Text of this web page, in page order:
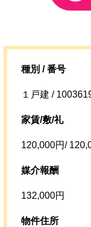
種別 / 番号
１戸建 /
家賃/敷/礼
120,000円/
媒介報酬
132,000円
物件住所